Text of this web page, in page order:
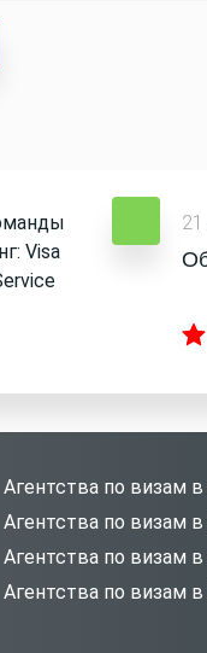
Агентства по визам
Агентства по визам
Агентства по визам
Агентства по визам